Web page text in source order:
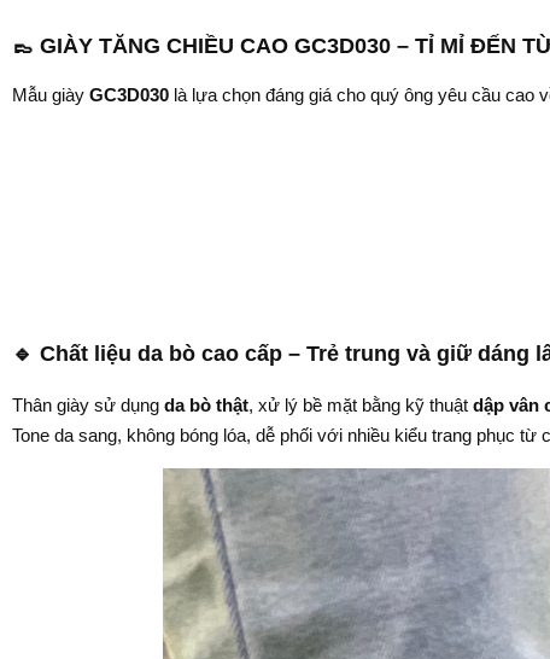
👞 GIÀY TĂNG CHIỀU CAO GC3D030 – TỈ MỈ ĐẾN
Mẫu giày GC3D030 là lựa chọn đáng giá cho quý ông yêu cầu cao
🔹 Chất liệu da bò cao cấp – Trẻ trung và giữ dáng
Thân giày sử dụng da bò thật, xử lý bề mặt bằng kỹ thuật dập vân
Tone da sang, không bóng lóa, dễ phối với nhiều kiểu trang phục từ